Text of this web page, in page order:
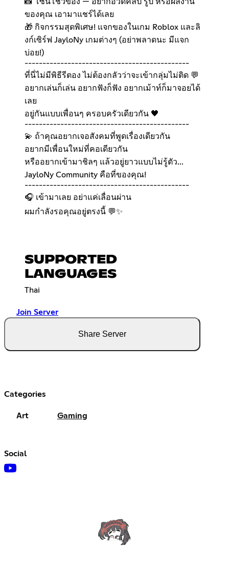
📸 โซนโชว์ของ — อยากอวดคลิป รูป หรือผลงาน
ของคุณ เอามาแชร์ได้เลย
🎁 กิจกรรมสุดพิเศษ! แจกของในเกม Roblox และลิ
งก์เซิร์ฟ JayloNy เกมต่างๆ (อย่าพลาดนะ มีแจก
บ่อย!)
----------------------------------------------
ที่นี่ไม่มีพิธีรีตอง ไม่ต้องกลัวว่าจะเข้ากลุ่มไม่ติด 💬
อยากเล่นก็เล่น อยากฟังก็ฟัง อยากเม้าท์ก็มาจอยได้
เลย
อยู่กันแบบเพื่อนๆ ครอบครัวเดียวกัน 🖤
----------------------------------------------
💫 ถ้าคุณอยากเจอสังคมที่พูดเรื่องเดียวกัน
อยากมีเพื่อนใหม่ที่คอเดียวกัน
หรืออยากเข้ามาชิลๆ แล้วอยู่ยาวแบบไม่รู้ตัว...
JayloNy Community คือที่ของคุณ!
----------------------------------------------
🎧 เข้ามาเลย อย่าแค่เลื่อนผ่าน
ผมกำลังรอคุณอยู่ตรงนี้ 💬✨
SUPPORTED
LANGUAGES
Thai
Join Server
Share Server
Categories
Art Gaming
Social